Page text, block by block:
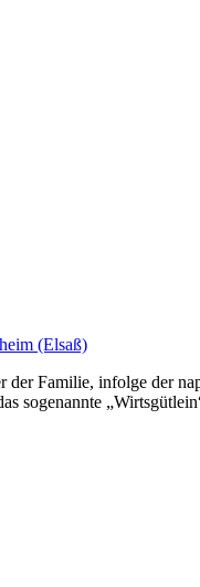
der Familie, infolge der
sogenannte